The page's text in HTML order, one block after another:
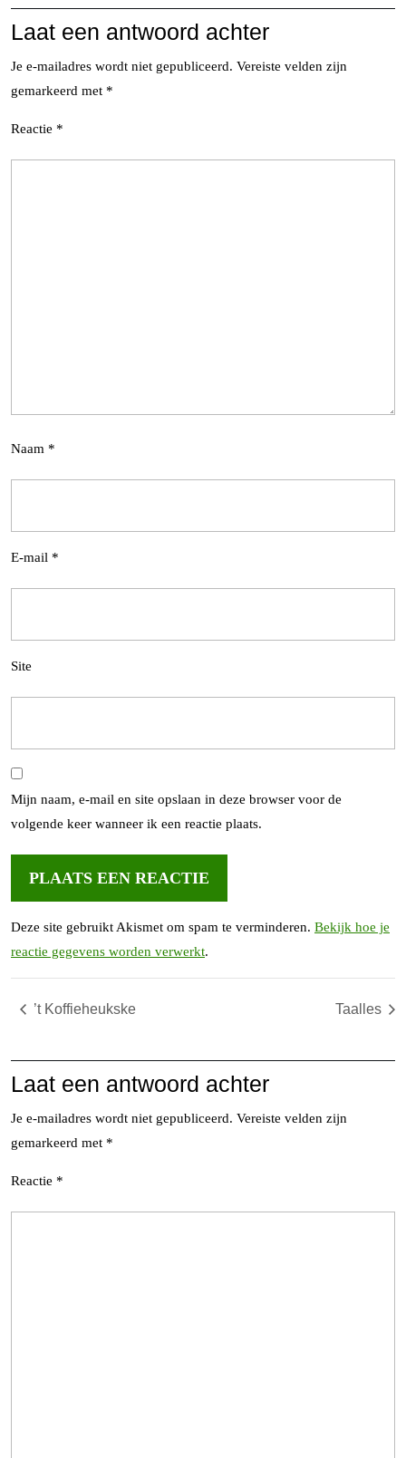
Laat een antwoord achter
Je e-mailadres wordt niet gepubliceerd. Vereiste velden zijn
gemarkeerd met *
Reactie *
Naam *
E-mail *
Site
Mijn naam, e-mail en site opslaan in deze browser voor de
volgende keer wanneer ik een reactie plaats.
Deze site gebruikt Akismet om spam te verminderen. Bekijk hoe je
reactie gegevens worden verwerkt.
’t Koffieheukske Taalles
Laat een antwoord achter
Je e-mailadres wordt niet gepubliceerd. Vereiste velden zijn
gemarkeerd met *
Reactie *